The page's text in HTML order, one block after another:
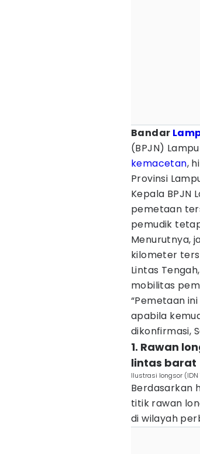
Bandar
(BPJN)
kemacetan,
Provinsi
Kepala BPJN
pemetaan
pemudik
Menurutnya,
kilometer
Lintas
mobilitas
“Pemetaan
apabila
dikonfirmasi,
1. Rawan
lintas barat
Ilustrasi longsor
Berdasarkan
titik rawan
di wilayah